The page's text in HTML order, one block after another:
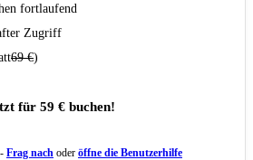
fortlaufend
Zugriff
69 €)
für 59 € buchen!
Frag nach oder öffne die Benutzerhilfe